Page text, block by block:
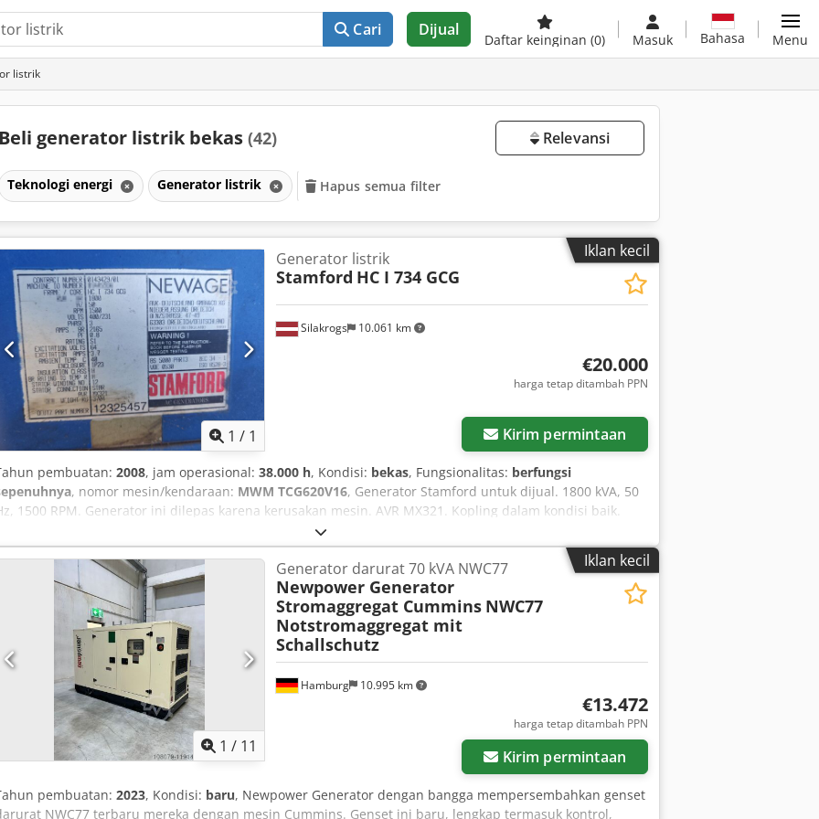
Cari Dijual
Daftar keinginan (0) Masuk Bahasa Menu
listrik
Beli generator listrik bekas (42) Relevansi
Teknologi energi Generator listrik Hapus semua filter
Iklan kecil
1 / 1
Silakrogs 10.061 km
Generator listrik
Stamford HC I 734 GCG
€20.000
harga tetap ditambah PPN
Kirim permintaan
pembuatan: 2008, jam operasional: 38.000 h, Kondisi: bekas, Fungsionalitas: berfungsi
, nomor mesin/kendaraan: MWM TCG620V16, Generator Stamford untuk dijual. 1800 kVA, 50
1500 RPM. Generator ini dilepas karena kerusakan mesin. AVR MX321. Kopling dalam kondisi baik.
Iklan kecil
1 / 11
Hamburg 10.995 km
Generator darurat 70 kVA NWC77
Newpower Generator
Stromaggregat Cummins NWC77
Notstromaggregat mit
Schallschutz
€13.472
harga tetap ditambah PPN
Kirim permintaan
pembuatan: 2023, Kondisi: baru, Newpower Generator dengan bangga mempersembahkan genset
NWC77 terbaru mereka dengan mesin Cummins. Genset ini baru, lengkap termasuk kontrol,